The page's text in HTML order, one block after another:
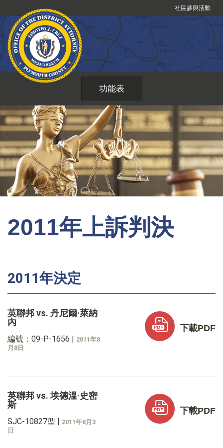
到
內
社區參與活動
功能表
2011年上訴判決
2011年決定
英聯邦 vs. 丹尼爾·萊納
內
編號：09-P-1656 | 2011年8
月8日
下載PDF
英聯邦 vs. 埃德溫·史密
斯
SJC-10827型 | 2011年8月3
日
下載PDF